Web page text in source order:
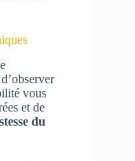
vous
et de
du